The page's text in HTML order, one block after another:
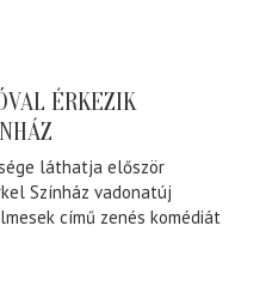
ÉRKEZIK
láthatja először
Színház vadonatúj
című zenés komédiát